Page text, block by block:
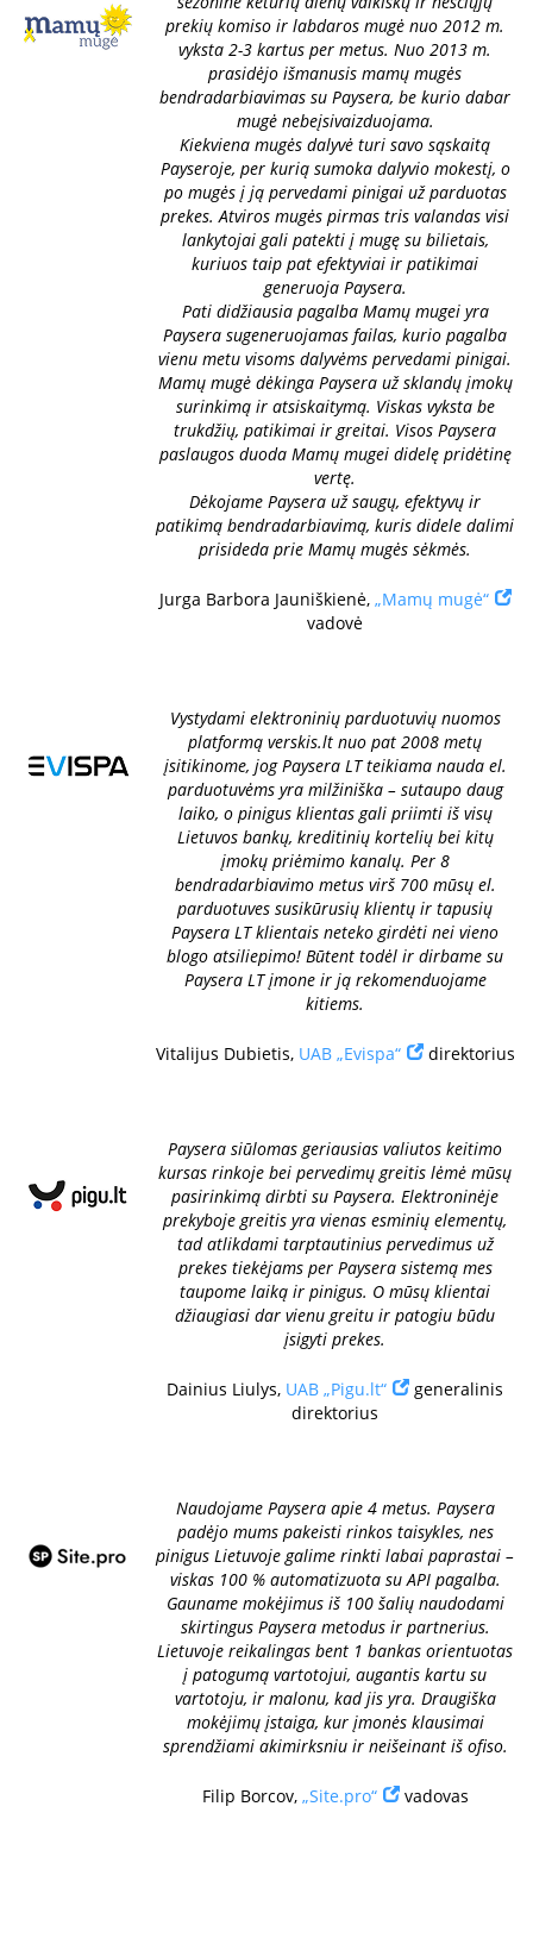
prekių komiso ir labdaros mugė nuo 2012 m.
vyksta 2-3 kartus per metus. Nuo 2013 m.
prasidėjo išmanusis mamų mugės
bendradarbiavimas su Paysera, be kurio dabar
mugė nebeįsivaizduojama.
Kiekviena mugės dalyvė turi savo sąskaitą
Payseroje, per kurią sumoka dalyvio mokestį, o
po mugės į ją pervedami pinigai už parduotas
prekes. Atviros mugės pirmas tris valandas visi
lankytojai gali patekti į mugę su bilietais,
kuriuos taip pat efektyviai ir patikimai
generuoja Paysera.
Pati didžiausia pagalba Mamų mugei yra
Paysera sugeneruojamas failas, kurio pagalba
vienu metu visoms dalyvėms pervedami pinigai.
Mamų mugė dėkinga Paysera už sklandų įmokų
surinkimą ir atsiskaitymą. Viskas vyksta be
trukdžių, patikimai ir greitai. Visos Paysera
paslaugos duoda Mamų mugei didelę pridėtinę
vertę.
Dėkojame Paysera už saugų, efektyvų ir
patikimą bendradarbiavimą, kuris didele dalimi
prisideda prie Mamų mugės sėkmės.
Jurga Barbora Jauniškienė, „Mamų mugė“
vadovė
Vystydami elektroninių parduotuvių nuomos
platformą verskis.lt nuo pat 2008 metų
įsitikinome, jog Paysera LT teikiama nauda el.
parduotuvėms yra milžiniška – sutaupo daug
laiko, o pinigus klientas gali priimti iš visų
Lietuvos bankų, kreditinių kortelių bei kitų
įmokų priėmimo kanalų. Per 8
bendradarbiavimo metus virš 700 mūsų el.
parduotuves susikūrusių klientų ir tapusių
Paysera LT klientais neteko girdėti nei vieno
blogo atsiliepimo! Būtent todėl ir dirbame su
Paysera LT įmone ir ją rekomenduojame
kitiems.
Vitalijus Dubietis, UAB „Evispa“ direktorius
Paysera siūlomas geriausias valiutos keitimo
kursas rinkoje bei pervedimų greitis lėmė mūsų
pasirinkimą dirbti su Paysera. Elektroninėje
prekyboje greitis yra vienas esminių elementų,
tad atlikdami tarptautinius pervedimus už
prekes tiekėjams per Paysera sistemą mes
taupome laiką ir pinigus. O mūsų klientai
džiaugiasi dar vienu greitu ir patogiu būdu
įsigyti prekes.
Dainius Liulys, UAB „Pigu.lt“
generalinis
direktorius
Naudojame Paysera apie 4 metus. Paysera
padėjo mums pakeisti rinkos taisykles, nes
pinigus Lietuvoje galime rinkti labai paprastai –
viskas 100 % automatizuota su API pagalba.
Gauname mokėjimus iš 100 šalių naudodami
skirtingus Paysera metodus ir partnerius.
Lietuvoje reikalingas bent 1 bankas orientuotas
į patogumą vartotojui, augantis kartu su
vartotoju, ir malonu, kad jis yra. Draugiška
mokėjimų įstaiga, kur įmonės klausimai
sprendžiami akimirksniu ir neišeinant iš ofiso.
Filip Borcov, „Site.pro“ vadovas